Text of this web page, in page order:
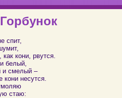
Горбунок
спит,
как кони, рвутся.
белый,
и смелый –
кони несутся.
стаю: